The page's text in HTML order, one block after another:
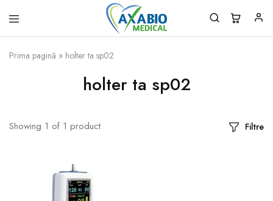
Axabio
Solutii
sanatatea
Prima pagină » holter ta sp02
holter ta sp02
Showing 1 of 1 product Filtre